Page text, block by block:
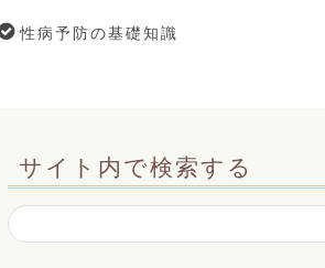
性病予防の基礎知識
サイト内で検索する